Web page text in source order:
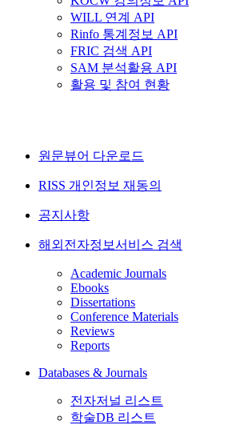
WILL 연계 API
Rinfo 통계정보 API
FRIC 검색 API
SAM 분석활용 API
활용 및 참여 현황
원문뷰어 다운로드
RISS 개인정보 재동의
공지사항
해외전자정보서비스 검색
Academic Journals
Ebooks
Dissertations
Conference Materials
Reviews
Reports
Databases & Journals
전자저널 리스트
학술DB 리스트